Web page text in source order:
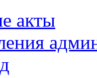
акты